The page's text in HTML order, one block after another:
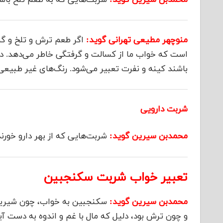
منوچهر مطیعی تهرانی گوید: اگر طعم ترش و تلخ و
است که خواب ما از کسالت و گرفتگی خاطر می‌دهد.
باشند کینه و نفرت تعبیر می‌شود. رنگ‌های غیر
شربت دارویی
محمدبن سیرین گوید: شربت‌هایی که از بهر دارو
تعبیر خواب شربت سکنجبین
محمدبن سیرین گوید: سکنجبین به خواب، چون
و چون ترش بود، دلیل که مال با غم و اندوه به دست